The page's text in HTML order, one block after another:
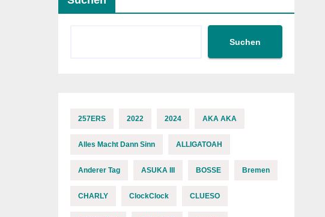
Suchen
257ERS 2022 2024 AKA AKA
Alles Macht Dann Sinn ALLIGATOAH
Anderer Tag ASUKA III BOSSE Bremen
CHARLY ClockClock CLUESO